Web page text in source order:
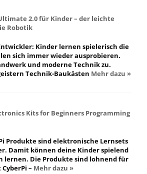
2.0 für Kinder – der leichte
Robotik
Kinder lernen spielerisch die
sich immer wieder ausprobieren.
und moderne Technik zu.
Technik-Baukästen Mehr dazu »
Kits for Beginners Programming
Produkte sind elektronische Lernsets
Damit können deine Kinder spielend
lernen. Die Produkte sind lohnend für
– Mehr dazu »